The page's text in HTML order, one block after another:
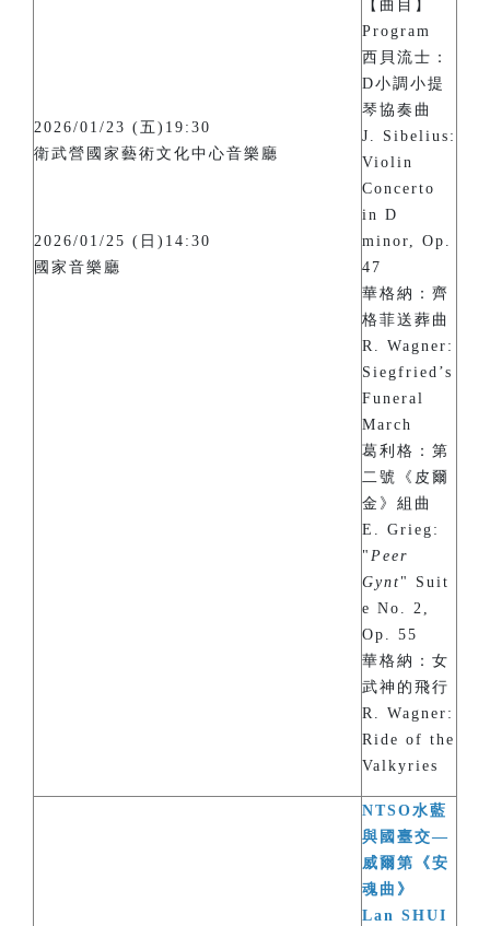
2026/01/23 (五)19:30
衛武營國家藝術文化中心音樂廳
2026/01/25 (日)14:30
國家音樂廳
【曲目】
Program
西貝流士：
D小調小提
琴協奏曲
J. Sibelius:
Violin
Concerto
in D
minor, Op.
47
華格納：齊
格菲送葬曲
R. Wagner:
Siegfried’s
Funeral
March
葛利格：第
二號《皮爾
金》組曲
E. Grieg:
" Peer
Gynt " Suit
e No. 2,
Op. 55
華格納：女
武神的飛行
R. Wagner:
Ride of the
Valkyries
NTSO水藍
與國臺交—
威爾第《安
魂曲》
Lan SHUI